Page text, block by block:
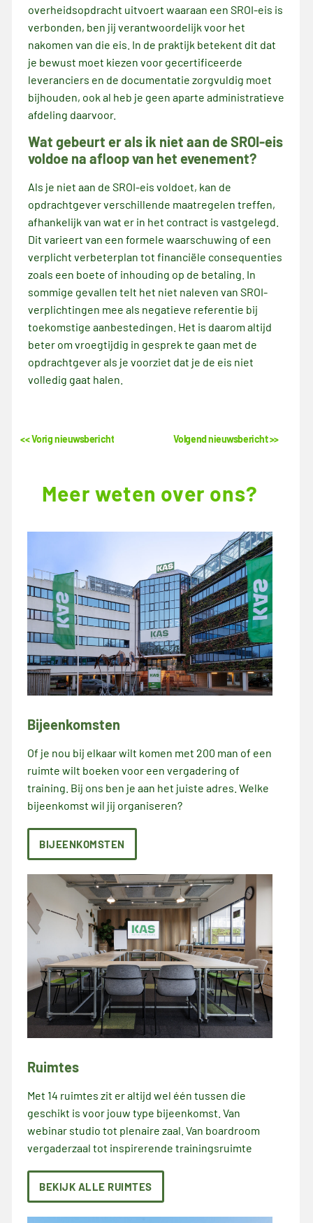
overheidsopdracht uitvoert waaraan een SROI-eis is
verbonden, ben jij verantwoordelijk voor het
nakomen van die eis. In de praktijk betekent dit dat
je bewust moet kiezen voor gecertificeerde
leveranciers en de documentatie zorgvuldig moet
bijhouden, ook al heb je geen aparte administratieve
afdeling daarvoor.
Wat gebeurt er als ik niet aan de SROI-eis
voldoe na afloop van het evenement?
Als je niet aan de SROI-eis voldoet, kan de
opdrachtgever verschillende maatregelen treffen,
afhankelijk van wat er in het contract is vastgelegd.
Dit varieert van een formele waarschuwing of een
verplicht verbeterplan tot financiële consequenties
zoals een boete of inhouding op de betaling. In
sommige gevallen telt het niet naleven van SROI-
verplichtingen mee als negatieve referentie bij
toekomstige aanbestedingen. Het is daarom altijd
beter om vroegtijdig in gesprek te gaan met de
opdrachtgever als je voorziet dat je de eis niet
volledig gaat halen.
<< Vorig nieuwsbericht Volgend nieuwsbericht >>
Meer weten over ons?
Bijeenkomsten
Of je nou bij elkaar wilt komen met 200 man of een
ruimte wilt boeken voor een vergadering of
training. Bij ons ben je aan het juiste adres. Welke
bijeenkomst wil jij organiseren?
BIJEENKOMSTEN
Ruimtes
Met 14 ruimtes zit er altijd wel één tussen die
geschikt is voor jouw type bijeenkomst. Van
webinar studio tot plenaire zaal. Van boardroom
vergaderzaal tot inspirerende trainingsruimte
BEKIJK ALLE RUIMTES